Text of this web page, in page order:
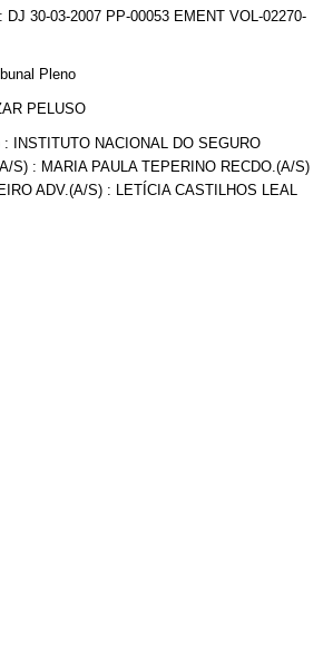
: DJ 30-03-2007 PP-00053 EMENT VOL-02270-
Pleno
PELUSO
: INSTITUTO NACIONAL DO SEGURO
S) : MARIA PAULA TEPERINO RECDO.(A/S)
ADV.(A/S) : LETÍCIA CASTILHOS LEAL